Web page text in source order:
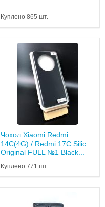
Куплено 865 шт.
Чохол Xiaomi Redmi
14C(4G) / Redmi 17C Silicon
Original FULL №1 Black...
Куплено 771 шт.